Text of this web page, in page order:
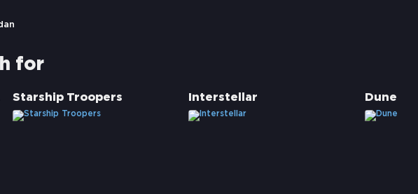
for
Starship Troopers Interstellar Dune